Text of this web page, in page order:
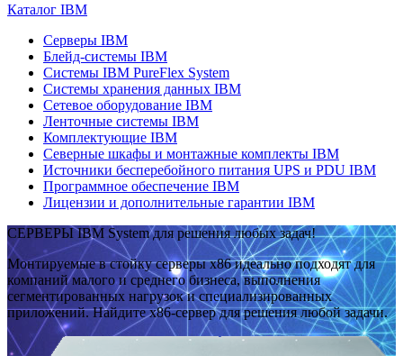
Каталог IBM
Серверы IBM
Блейд-системы IBM
Системы IBM PureFlex System
Системы хранения данных IBM
Сетевое оборудование IBM
Ленточные системы IBM
Комплектующие IBM
Северные шкафы и монтажные комплекты IBM
Источники бесперебойного питания UPS и PDU IBM
Программное обеспечение IBM
Лицензии и дополнительные гарантии IBM
СЕРВЕРЫ IBM System для решения любых задач!
Монтируемые в стойку серверы x86 идеально подходят для
компаний малого и среднего бизнеса, выполнения
сегментированных нагрузок и специализированных
приложений. Найдите x86-сервер для решения любой задачи.